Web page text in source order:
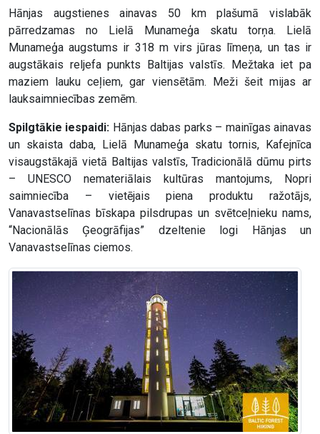
Hānjas augstienes ainavas 50 km plašumā vislabāk
pārredzamas no Lielā Munameģa skatu torņa. Lielā
Munameģa augstums ir 318 m virs jūras līmeņa, un tas ir
augstākais reljefa punkts Baltijas valstīs. Mežtaka iet pa
maziem lauku ceļiem, gar viensētām. Meži šeit mijas ar
lauksaimniecības zemēm.
Spilgtākie iespaidi: Hānjas dabas parks – mainīgas ainavas
un skaista daba, Lielā Munameģa skatu tornis, Kafejnīca
visaugstākajā vietā Baltijas valstīs, Tradicionālā dūmu pirts
– UNESCO nemateriālais kultūras mantojums, Nopri
saimniecība – vietējais piena produktu ražotājs,
Vanavastselīnas bīskapa pilsdrupas un svētceļnieku nams,
“Nacionālās Ģeogrāfijas” dzeltenie logi Hānjas un
Vanavastselīnas ciemos.